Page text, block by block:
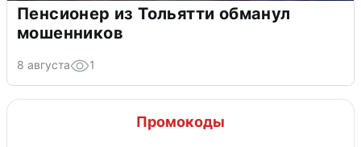
Пенсионер из Тольятти обманул
мошенников
8 августа 1
Промокоды